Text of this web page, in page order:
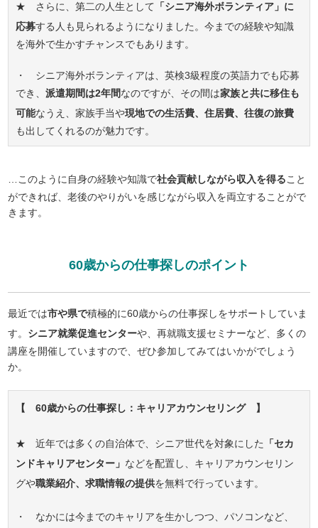
★ さらに、第二の人生として
「シニア海外ボランティア」に
応募する人も見られるようになりました。今までの経験や知識
を海外で生かすチャンスでもあります。
・ シニア海外ボランティアは、英検3級程度の英語力でも応募
でき、派遣期間は2年間なのですが、その間は家族と共に移住も
可能なうえ、家族手当や現地での生活費、住居費、往復の旅費
も出してくれるのが魅力です。
…このように自身の経験や知識で社会貢献しながら収入を得ること
ができれば、老後のやりがいを感じながら収入を両立することがで
きます。
60歳からの仕事探しのポイント
最近では市や県で積極的に60歳からの仕事探しをサポートしていま
す。 シニア就業促進センターや、再就職支援セミナーなど、多くの
講座を開催していますので、ぜひ参加してみてはいかがでしょう
か。
【 60歳からの仕事探し：キャリアカウンセリング 】
★ 近年では多くの自治体で、シニア世代を対象にした
「セカ
ンドキャリアセンター」 などを配置し、キャリアカウンセリン
グや職業紹介、求職情報の提供を無料で行っています。
・ なかには今までのキャリアを生かしつつ、パソコンなど、